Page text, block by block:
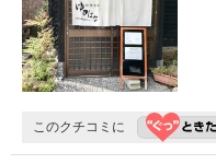
このクチコミに